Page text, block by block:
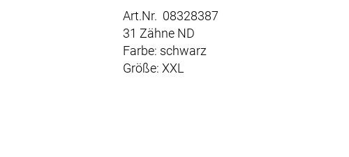
Art.Nr. 08328387
31 Zähne ND
Farbe: schwarz
Größe: XXL